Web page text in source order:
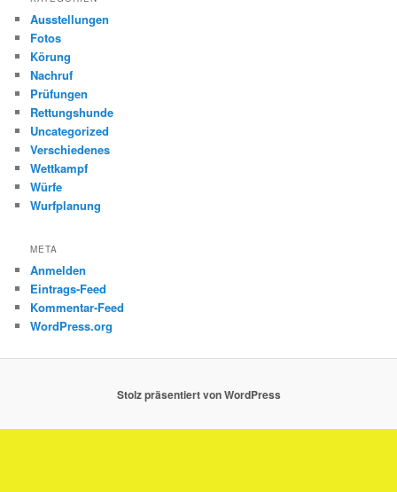
Ausstellungen
Fotos
Körung
Nachruf
Prüfungen
Rettungshunde
Uncategorized
Verschiedenes
Wettkampf
Würfe
Wurfplanung
META
Anmelden
Eintrags-Feed
Kommentar-Feed
WordPress.org
Stolz präsentiert von WordPress